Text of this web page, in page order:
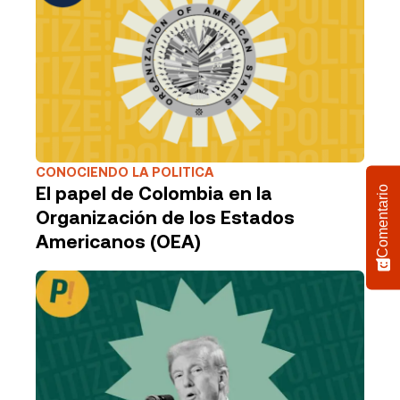
CONOCIENDO LA POLITICA
El papel de Colombia en la
Organización de los Estados
Americanos (OEA)
Comentario